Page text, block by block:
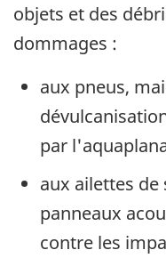
objets et des
dommages :
aux pneus,
par
aux ailettes
panneaux
contre les